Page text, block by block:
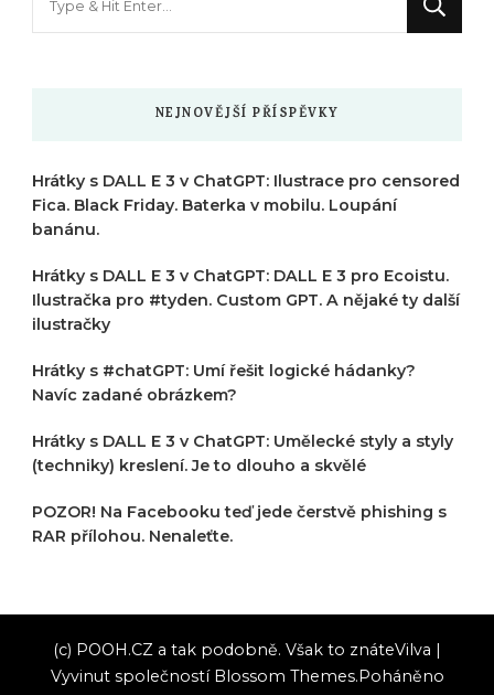
NEJNOVĚJŠÍ PŘÍSPĚVKY
Hrátky s DALL E 3 v ChatGPT: Ilustrace pro censored
Fica. Black Friday. Baterka v mobilu. Loupání
banánu.
Hrátky s DALL E 3 v ChatGPT: DALL E 3 pro Ecoistu.
Ilustračka pro #tyden. Custom GPT. A nějaké ty další
ilustračky
Hrátky s #chatGPT: Umí řešit logické hádanky?
Navíc zadané obrázkem?
Hrátky s DALL E 3 v ChatGPT: Umělecké styly a styly
(techniky) kreslení. Je to dlouho a skvělé
POZOR! Na Facebooku teď jede čerstvě phishing s
RAR přílohou. Nenaleťte.
(c) POOH.CZ a tak podobně. Však to znáteVilva |
Vyvinut společností Blossom Themes.Poháněno